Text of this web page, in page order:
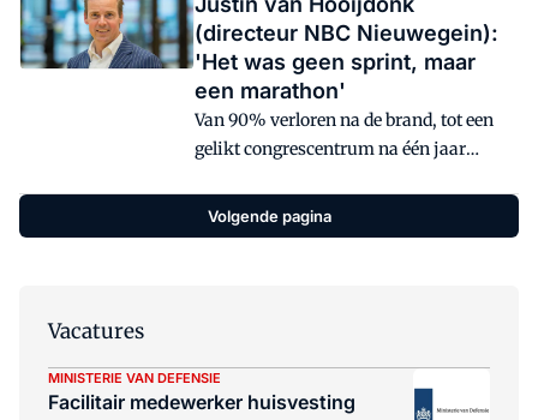
(directeur NBC Nieuwegein):
'Het was geen sprint, maar
een marathon'
Van 90% verloren na de brand, tot een
gelikt congrescentrum na één jaar
directeur van het NBC Congrescentrum,
de plek waar op 19 september het Facto
verzekerd. Hoe hij dat voor elkaar heeft
gekregen? 'Het is geen sprint, maar een
Volgende pagina
Vacatures
MINISTERIE VAN DEFENSIE
Facilitair medewerker huisvesting